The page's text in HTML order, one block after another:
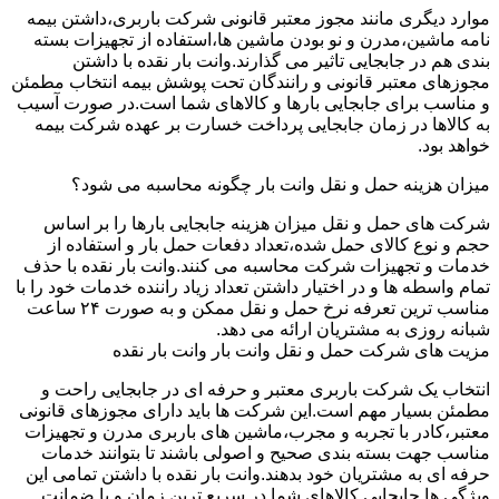
موارد دیگری مانند مجوز معتبر قانونی شرکت باربری،داشتن بیمه
نامه ماشین،مدرن و نو بودن ماشین ها،استفاده از تجهیزات بسته
بندی هم در جابجایی تاثیر می گذارند.وانت بار نقده با داشتن
مجوزهای معتبر قانونی و رانندگان تحت پوشش بیمه انتخاب مطمئن
و مناسب برای جابجایی بارها و کالاهای شما است.در صورت آسیب
به کالاها در زمان جابجایی پرداخت خسارت بر عهده شرکت بیمه
خواهد بود.
میزان هزینه حمل و نقل وانت بار چگونه محاسبه می شود؟
شرکت های حمل و نقل میزان هزینه جابجایی بارها را بر اساس
حجم و نوع کالای حمل شده،تعداد دفعات حمل بار و استفاده از
خدمات و تجهیزات شرکت محاسبه می کنند.وانت بار نقده با حذف
تمام واسطه ها و در اختیار داشتن تعداد زیاد راننده خدمات خود را با
مناسب ترین تعرفه نرخ حمل و نقل ممکن و به صورت ۲۴ ساعت
شبانه روزی به مشتریان ارائه می دهد.
مزیت های شرکت حمل و نقل وانت بار وانت بار نقده
انتخاب یک شرکت باربری معتبر و حرفه ای در جابجایی راحت و
مطمئن بسیار مهم است.این شرکت ها باید دارای مجوزهای قانونی
معتبر،کادر با تجربه و مجرب،ماشین های باربری مدرن و تجهیزات
مناسب جهت بسته بندی صحیح و اصولی باشند تا بتوانند خدمات
حرفه ای به مشتریان خود بدهند.وانت بار نقده با داشتن تمامی این
ویژگی ها جابجایی کالاهای شما در سریع ترین زمان و با ضمانت